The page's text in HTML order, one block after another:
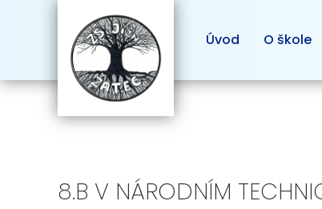
Úvod O škole
8.B V NÁRODNÍM